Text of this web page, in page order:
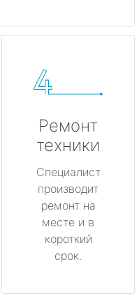
Ремонт
техники
Специалист
производит
ремонт на
месте и в
короткий
срок.